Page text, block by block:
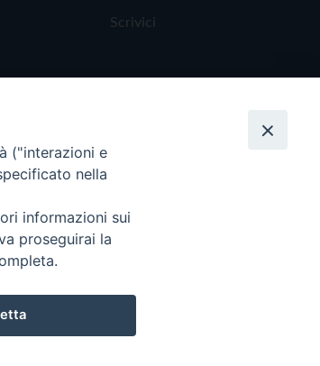
Scrivici
("interazioni e
nella
informazioni sui
proseguirai la